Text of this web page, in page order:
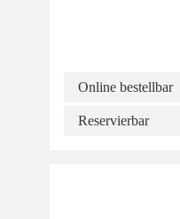
Online bestellbar
Reservierbar